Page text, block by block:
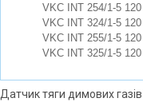
VKC INT 254/1-5 120
VKC INT 324/1-5 120
VKC INT 255/1-5 120
VKC INT 325/1-5 120
Датчик тяги димових